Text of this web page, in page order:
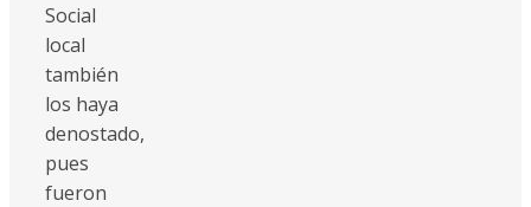
Social
local
también
los haya
denostado,
pues
fueron